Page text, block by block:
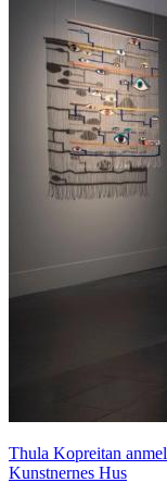
Thula Kopreitan
Kunstnernes Hus